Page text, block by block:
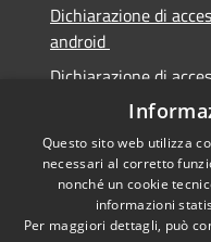
Dichiarazione di
android
Dichiarazione di
Questo sito web utilizza
necessari al corretto
nonché un cookie
informazioni
Per maggiori dettagli, può